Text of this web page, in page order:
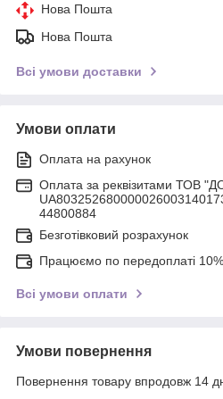
Нова Пошта
Нова Пошта
Всі умови доставки
Умови оплати
Оплата на рахунок
Оплата за реквізитами ТОВ
44800884
Безготівковий розрахунок
Працюємо по передоплаті
Всі умови оплати
Умови повернення
Повернення товару впродовж 14